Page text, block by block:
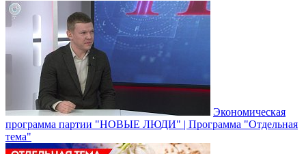
Экономическая
программа партии "НОВЫЕ ЛЮДИ" | Программа "Отдельная
тема"